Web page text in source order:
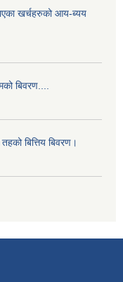
खर्चहरुको आय-ब्यय
बिवरण....
बित्तिय बिवरण।